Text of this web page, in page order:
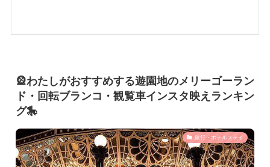
🎡わたしがおすすめする遊園地のメリーゴーラン
ド・回転ブランコ・観覧車インスタ映えランキン
グ🎠
旅行・ホテルステイ